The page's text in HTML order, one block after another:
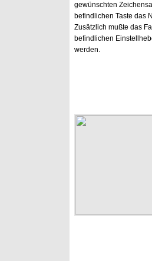
gewünschten
befindlichen Taste das
Zusätzlich mußte das
befindlichen
werden.